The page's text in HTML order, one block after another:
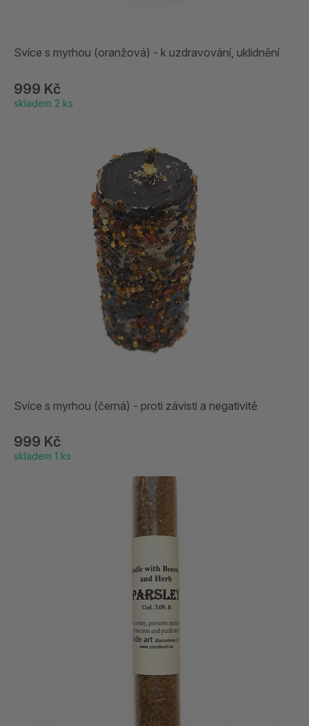
Svíce s myrhou (oranžová) - k uzdravování, uklidnění
999 Kč
skladem 2 ks
Svíce s myrhou (černá) - proti závisti a negativitě
999 Kč
skladem 1 ks